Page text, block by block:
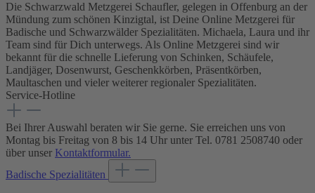
Die Schwarzwald Metzgerei Schaufler, gelegen in Offenburg an der
Mündung zum schönen Kinzigtal, ist Deine Online Metzgerei für
Badische und Schwarzwälder Spezialitäten. Michaela, Laura und ihr
Team sind für Dich unterwegs. Als Online Metzgerei sind wir
bekannt für die schnelle Lieferung von Schinken, Schäufele,
Landjäger, Dosenwurst, Geschenkkörben, Präsentkörben,
Maultaschen und vieler weiterer regionaler Spezialitäten.
Service-Hotline
Bei Ihrer Auswahl beraten wir Sie gerne. Sie erreichen uns von
Montag bis Freitag von 8 bis 14 Uhr unter Tel. 0781 2508740 oder
über unser Kontaktformular.
Badische Spezialitäten